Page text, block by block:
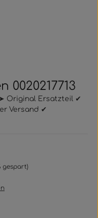
0020217713
➤ Original Ersatzteil ✔
Versand ✔
gespart)